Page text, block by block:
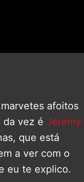
afoitos
da vez é Jeremy
que está
a ver com o
eu te explico.